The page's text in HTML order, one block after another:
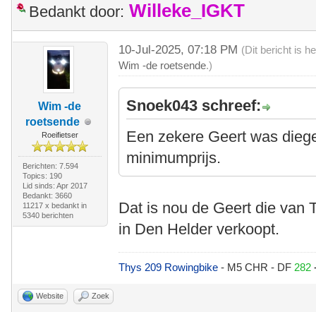
Bedankt door: Willeke_IGKT
Wim -de
roetsende
Roeifietser
Berichten: 7.594
Topics: 190
Lid sinds: Apr 2017
Bedankt: 3660
11217 x bedankt in
5340 berichten
10-Jul-2025, 07:18 PM (Dit bericht is
Wim -de roetsende.)
Snoek043 schreef:
Een zekere Geert was
minimumprijs.
Dat is nou de Geert die van
in Den Helder verkoopt.
Thys 209 Rowingbike- M5 CHR - DF 282
Website Zoek